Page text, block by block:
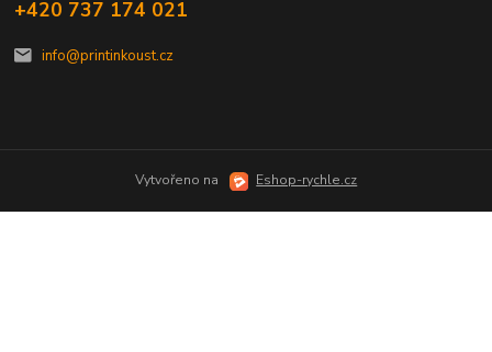
+420 737 174 021
info@printinkoust.cz
Vytvořeno na Eshop-rychle.cz